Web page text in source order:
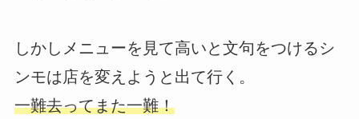
しかしメニューを見て高いと文句をつけるシ
ンモは店を変えようと出て行く。
一難去ってまた一難！